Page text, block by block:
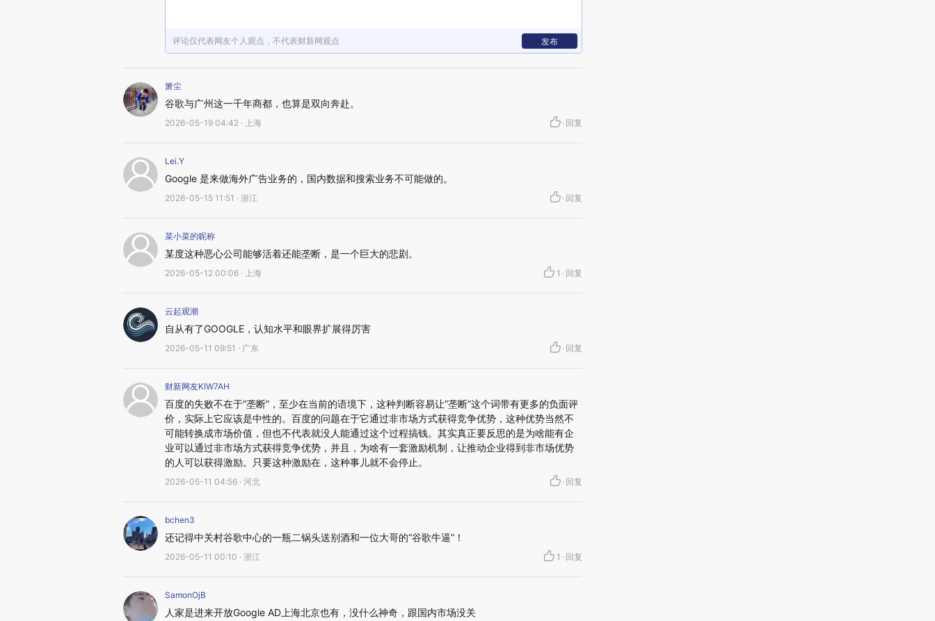
评论仅代表网友个人观点，不代表财新网观点 发布
箫尘
谷歌与广州这一千年商都，也算是双向奔赴。
2026-05-19 04:42 · 上海 · 回复
Lei.Y
Google 是来做海外广告业务的，国内数据和搜索业务不可能做的。
2026-05-15 11:51 · 浙江 · 回复
菜小菜的昵称
某度这种恶心公司能够活着还能垄断，是一个巨大的悲剧。
2026-05-12 00:06 · 上海 1 · 回复
云起观潮
自从有了GOOGLE，认知水平和眼界扩展得厉害
2026-05-11 09:51 · 广东 · 回复
财新网友KIW7AH
百度的失败不在于“垄断”，至少在当前的语境下，这种判断容易让“垄断”这个词带有更多的负面评
价，实际上它应该是中性的。百度的问题在于它通过非市场方式获得竞争优势，这种优势当然不
可能转换成市场价值，但也不代表就没人能通过这个过程搞钱。其实真正要反思的是为啥能有企
业可以通过非市场方式获得竞争优势，并且，为啥有一套激励机制，让推动企业得到非市场优势
的人可以获得激励。只要这种激励在，这种事儿就不会停止。
2026-05-11 04:56 · 河北 · 回复
bchen3
还记得中关村谷歌中心的一瓶二锅头送别酒和一位大哥的“谷歌牛逼”！
2026-05-11 00:10 · 浙江 1 · 回复
SamonOjB
人家是进来开放Google AD上海北京也有，没什么神奇，跟国内市场没关